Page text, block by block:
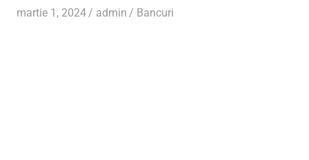
martie 1, 2024 admin Bancuri